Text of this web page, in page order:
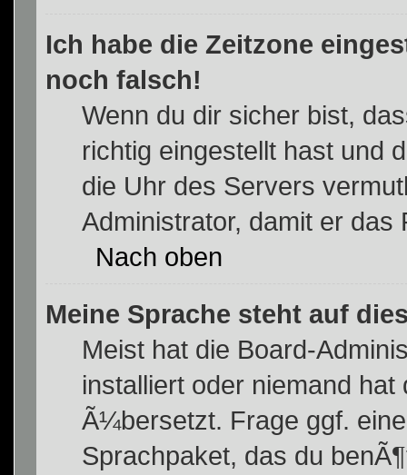
Ich habe die Zeitzone
noch falsch!
Wenn du dir sicher bist,
richtig eingestellt hast und
die Uhr des Servers
Administrator, damit er das
Nach oben
Meine Sprache steht auf
Meist hat die Board-
installiert oder niemand
Ã¼bersetzt. Frage ggf.
Sprachpaket, das du